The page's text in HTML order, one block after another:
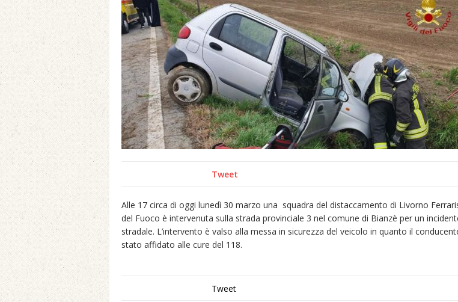
Tweet
Alle 17 circa di oggi lunedì 30 marzo una squadra del distaccamento di Livorno
del Fuoco è intervenuta sulla strada provinciale 3 nel comune di Bianzè per un
stradale. L’intervento è valso alla messa in sicurezza del veicolo in quanto il
stato affidato alle cure del 118.
Tweet